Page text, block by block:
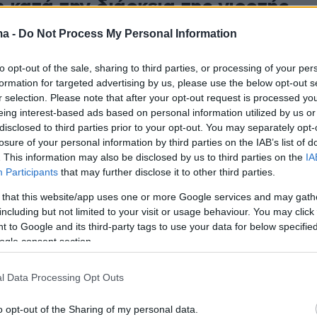
- Do Not Process My Personal Information
opt-out of the sale, sharing to third parties, or processing of your
for targeted advertising by us, please use the below opt-out
selection. Please note that after your opt-out request is processed
interest-based ads based on personal information utilized by us
to third parties prior to your opt-out. You may separately
of your personal information by third parties on the IAB’s list of
This information may also be disclosed by us to third parties on the
Participants that may further disclose it to other third parties.
that this website/app uses one or more Google services and may
but not limited to your visit or usage behaviour. You may
to Google and its third-party tags to use your data for below
consent section.
Data Processing Opt Outs
opt-out of the Sharing of my personal data.
την διάρκεια της γιορτής
του γιού του
κακοποιών της χώρας - Oι καραμπινιέροι του
ενώ ήταν ακόμη καθισμένος μπροστά στο
τούρτα γενεθλίων
κατά της μαφίας στο
της Κάτω Ιταλίας με πάνω
αστυνομικούς
εγκαταλειμμένο γυμναστήριο